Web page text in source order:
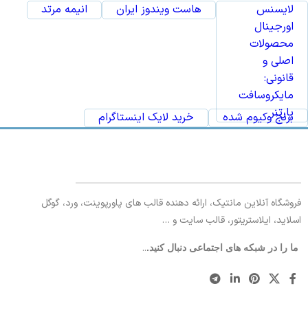
لایسنس
اورجینال
محصولات
اصلی و
قانونی:
مایکروسافت
پارتنر
هاست ویندوز ایران انیمه مرتد
برنج وکیوم شده خرید لایک اینستاگرام
فروشگاه آنلاین مانتیک، ارائه دهنده قالب های پاورپوینت، ورد، گوگل
اسلاید، ایلاستریتور، قالب سایت و …
ما را در شبکه های اجتماعی دنبال کنید...